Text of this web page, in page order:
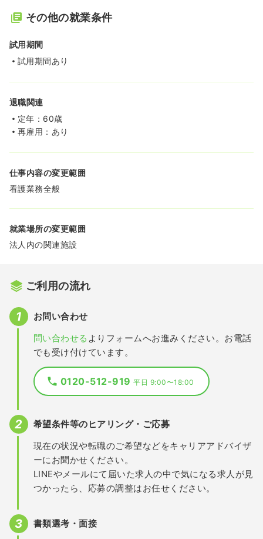
その他の就業条件
試用期間
試用期間あり
退職関連
定年：60歳
再雇用：あり
仕事内容の変更範囲
看護業務全般
就業場所の変更範囲
法人内の関連施設
ご利用の流れ
お問い合わせ
問い合わせる よりフォームへお進みください。お電話
でも受け付けています。
0120-512-919平日 9:00〜18:00
希望条件等のヒアリング・ご応募
現在の状況や転職のご希望などをキャリアアドバイザ
ーにお聞かせください。
LINEやメールにて届いた求人の中で気になる求人が見
つかったら、応募の調整はお任せください。
書類選考・面接